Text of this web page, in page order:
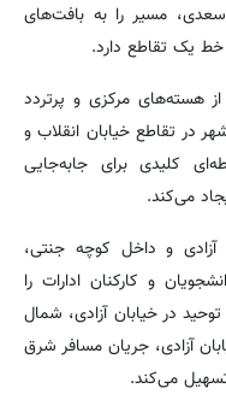
مسیر را به بافت‌های
یک تقاطع دارد.
هسته‌های مرکزی و پرتردد
در تقاطع خیابان انقلاب و
کلیدی برای جابه‌جایی
می‌کند.
آزادی و داخل کوچه جنتی،
و کارکنان ادارات را
در خیابان آزادی، شمال
آزادی، جریان مسافر شرق
می‌کند.